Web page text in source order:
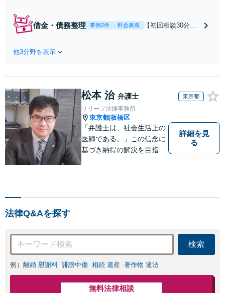
ご相談ください！
応します【キッズ
スペース完備】
借金・債務整理 事例2件 料金表有
【初回相談30分無
まで、丁寧なサポ
のご提案をお約束
ます！お気軽にご
相談下さい【土
曜・夜間相談可】
【Google口コミ高
他3分野を表示
松本 治 弁護士 東京都
リリーフ法律事務所
東京都 板橋区
「弁護士は、社会生活上の
医師である。」この信念に
基づき納得の解決を目指し
詳細を見
る
法律Q&Aを探す
検索
例） 離婚 慰謝料 誹謗中傷 相続 遺産 著作物 違法
無料法律相談